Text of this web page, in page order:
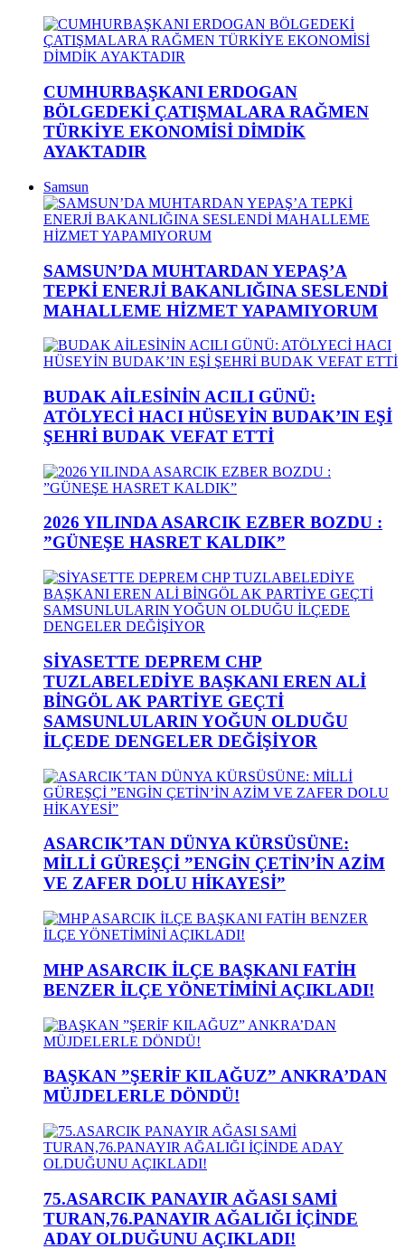
CUMHURBAŞKANI ERDOGAN
BÖLGEDEKİ ÇATIŞMALARA RAĞMEN
TÜRKİYE EKONOMİSİ DİMDİK
AYAKTADIR
Samsun
SAMSUN’DA MUHTARDAN YEPAŞ’A
TEPKİ ENERJİ BAKANLIĞINA SESLENDİ
MAHALLEME HİZMET YAPAMIYORUM
BUDAK AİLESİNİN ACILI GÜNÜ:
ATÖLYECİ HACI HÜSEYİN BUDAK’IN EŞİ
ŞEHRİ BUDAK VEFAT ETTİ
2026 YILINDA ASARCIK EZBER BOZDU :
”GÜNEŞE HASRET KALDIK”
SİYASETTE DEPREM CHP
TUZLABELEDİYE BAŞKANI EREN ALİ
BİNGÖL AK PARTİYE GEÇTİ
SAMSUNLULARIN YOĞUN OLDUĞU
İLÇEDE DENGELER DEĞİŞİYOR
ASARCIK’TAN DÜNYA KÜRSÜSÜNE:
MİLLİ GÜREŞÇİ ”ENGİN ÇETİN’İN AZİM
VE ZAFER DOLU HİKAYESİ”
MHP ASARCIK İLÇE BAŞKANI FATİH
BENZER İLÇE YÖNETİMİNİ AÇIKLADI!
BAŞKAN ”ŞERİF KILAĞUZ” ANKRA’DAN
MÜJDELERLE DÖNDÜ!
75.ASARCIK PANAYIR AĞASI SAMİ
TURAN,76.PANAYIR AĞALIĞI İÇİNDE
ADAY OLDUĞUNU AÇIKLADI!